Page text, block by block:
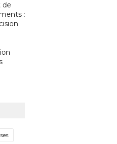
de
: